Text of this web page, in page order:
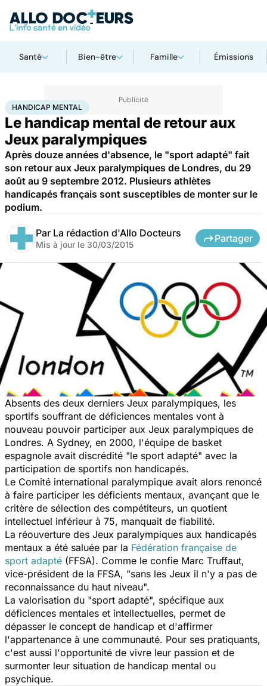
Santé Bien-être Famille Émissions
AccueilSantéMaladies Handicap mental
HANDICAP MENTAL
Le handicap mental de retour aux
Jeux paralympiques
Après douze années d'absence, le "sport adapté" fait
son retour aux Jeux paralympiques de Londres, du 29
août au 9 septembre 2012. Plusieurs athlètes
handicapés français sont susceptibles de monter sur le
podium.
Par La rédaction d'Allo Docteurs
Mis à jour le 30/03/2015
Partager
Absents des deux derniers Jeux paralympiques, les
sportifs souffrant de déficiences mentales vont à
nouveau pouvoir participer aux Jeux paralympiques de
Londres. A Sydney, en 2000, l'équipe de basket
espagnole avait discrédité "le sport adapté" avec la
participation de sportifs non handicapés.
Le Comité international paralympique avait alors renoncé
à faire participer les déficients mentaux, avançant que le
critère de sélection des compétiteurs, un quotient
intellectuel inférieur à 75, manquait de fiabilité.
La réouverture des Jeux paralympiques aux handicapés
mentaux a été saluée par la Fédération française de
sport adapté (FFSA). Comme le confie Marc Truffaut,
vice-président de la FFSA, "sans les Jeux il n'y a pas de
reconnaissance du haut niveau".
La valorisation du "sport adapté", spécifique aux
déficiences mentales et intellectuelles, permet de
dépasser le concept de handicap et d'affirmer
l'appartenance à une communauté. Pour ses pratiquants,
c'est aussi l'opportunité de vivre leur passion et de
surmonter leur situation de handicap mental ou
psychique.